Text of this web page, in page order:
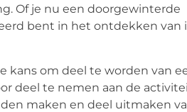
Of je nu een doorgewinterde
bent in het ontdekken van
kans om deel te worden van
deel te nemen aan de
maken en deel uitmaken